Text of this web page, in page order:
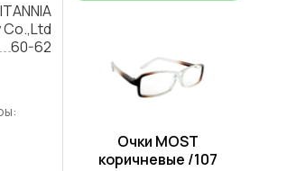
60-62
Очки MOST
коричневые /107